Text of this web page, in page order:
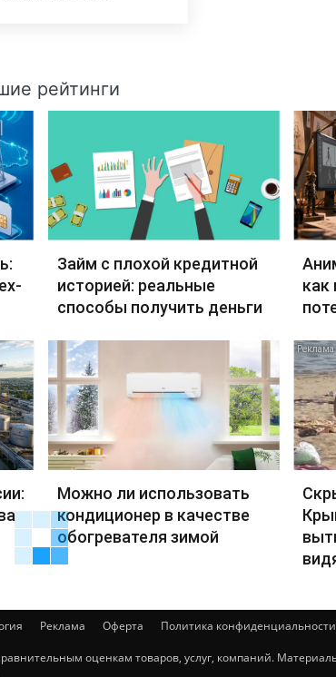
рейтинги
Займ с плохой кредитной
историей: реальные
способы получить деньги
как
Можно ли использовать
кондиционер в качестве
обогревателя зимой
Реклама Оферта Политика конфиденциальности
оценкам товаров, услуг, компаний.